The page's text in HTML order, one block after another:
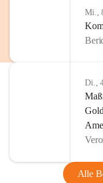
Mi.,
Di.,
Alle